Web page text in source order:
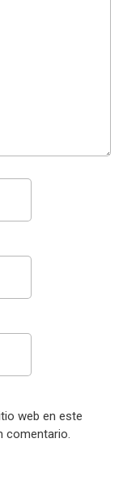
web en este
comentario.